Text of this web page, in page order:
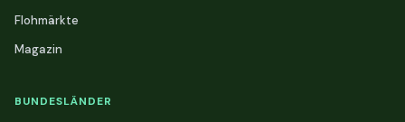
Flohmärkte
Magazin
BUNDESLÄNDER